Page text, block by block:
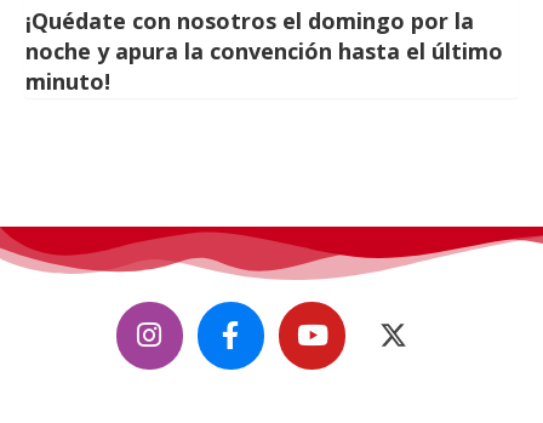
¡Quédate con nosotros el domingo por la
noche y apura la convención hasta el último
minuto!